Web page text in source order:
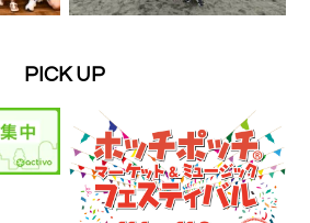
PICK UP